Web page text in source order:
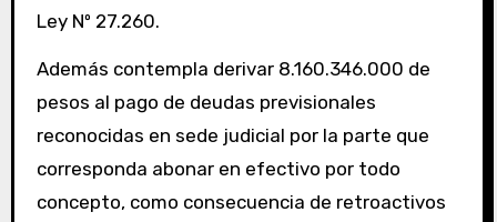
Ley Nº 27.260.
Además contempla derivar 8.160.346.000 de
pesos al pago de deudas previsionales
reconocidas en sede judicial por la parte que
corresponda abonar en efectivo por todo
concepto, como consecuencia de retroactivos